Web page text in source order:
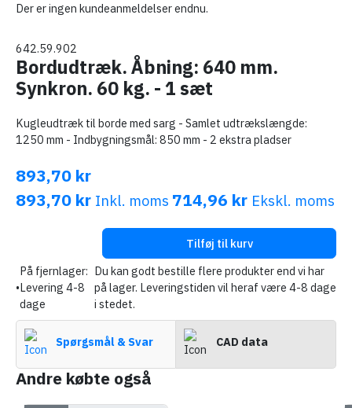
Der er ingen kundeanmeldelser endnu.
642.59.902
Bordudtræk. Åbning: 640 mm.
Synkron. 60 kg. - 1 sæt
Kugleudtræk til borde med sarg - Samlet udtrækslængde:
1250 mm - Indbygningsmål: 850 mm - 2 ekstra pladser
893,70 kr
893,70 kr Inkl. moms 714,96 kr Ekskl. moms
Tilføj til kurv
•
På fjernlager:
Levering 4-8
dage
Du kan godt bestille flere produkter end vi har
på lager. Leveringstiden vil heraf være 4-8 dage
i stedet.
Spørgsmål & Svar CAD data
Andre købte også